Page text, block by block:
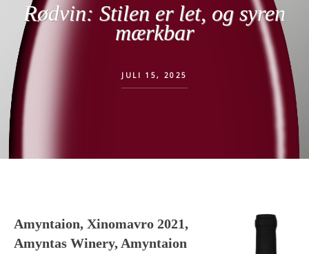
Rødvin: Stilen er let, og syren
mærkbar
JULI 15, 2025
Amyntaion, Xinomavro 2021,
Amyntas Winery, Amyntaion